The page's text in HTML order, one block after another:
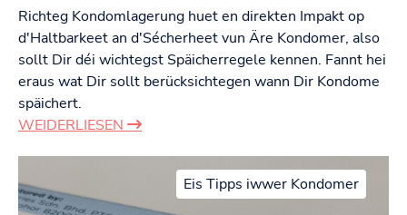
Richteg Kondomlagerung huet en direkten Impakt op
d'Haltbarkeet an d'Sécherheet vun Äre Kondomer, also
sollt Dir déi wichtegst Späicherregele kennen. Fannt hei
eraus wat Dir sollt berücksichtegen wann Dir Kondome
späichert.
WEIDERLIESEN
Eis Tipps iwwer Kondomer